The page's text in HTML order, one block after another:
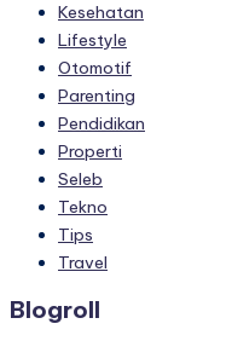
Kesehatan
Lifestyle
Otomotif
Parenting
Pendidikan
Properti
Seleb
Tekno
Tips
Travel
Blogroll